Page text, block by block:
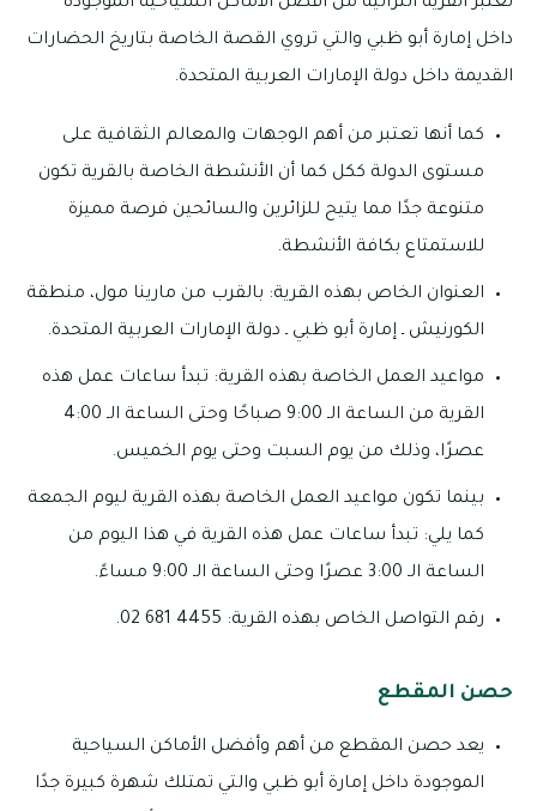
داخل إمارة أبو ظبي والتي تروي القصة الخاصة بتاريخ الحضارات
القديمة داخل دولة الإمارات العربية المتحدة.
كما أنها تعتبر من أهم الوجهات والمعالم الثقافية على
مستوى الدولة ككل كما أن الأنشطة الخاصة بالقرية تكون
متنوعة جدًا مما يتيح للزائرين والسائحين فرصة مميزة
للاستمتاع بكافة الأنشطة.
العنوان الخاص بهذه القرية: بالقرب من مارينا مول، منطقة
الكورنيش ـ إمارة أبو ظبي ـ دولة الإمارات العربية المتحدة.
مواعيد العمل الخاصة بهذه القرية: تبدأ ساعات عمل هذه
القرية من الساعة الـ 9:00 صباحًا وحتى الساعة الـ 4:00
عصرًا، وذلك من يوم السبت وحتى يوم الخميس.
بينما تكون مواعيد العمل الخاصة بهذه القرية ليوم الجمعة
كما يلي: تبدأ ساعات عمل هذه القرية في هذا اليوم من
الساعة الـ 3:00 عصرًا وحتى الساعة الـ 9:00 مساءً.
رقم التواصل الخاص بهذه القرية: 4455 681 02.
حصن المقطع
يعد حصن المقطع من أهم وأفضل الأماكن السياحية
الموجودة داخل إمارة أبو ظبي والتي تمتلك شهرة كبيرة جدًا